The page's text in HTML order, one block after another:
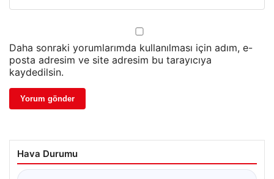
Daha sonraki yorumlarımda kullanılması için adım, e-
posta adresim ve site adresim bu tarayıcıya
kaydedilsin.
Hava Durumu